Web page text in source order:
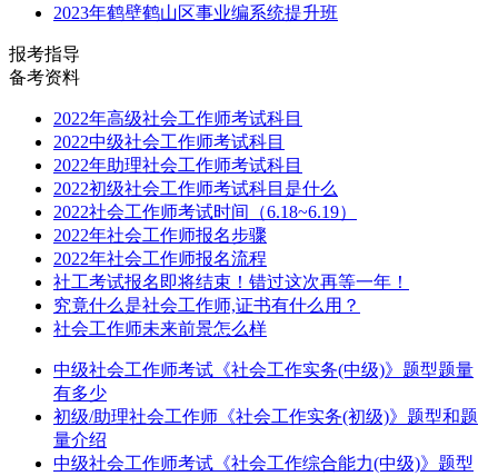
2023年鹤壁鹤山区事业编系统提升班
报考指导
备考资料
2022年高级社会工作师考试科目
2022中级社会工作师考试科目
2022年助理社会工作师考试科目
2022初级社会工作师考试科目是什么
2022社会工作师考试时间（6.18~6.19）
2022年社会工作师报名步骤
2022年社会工作师报名流程
社工考试报名即将结束！错过这次再等一年！
究竟什么是社会工作师,证书有什么用？
社会工作师未来前景怎么样
中级社会工作师考试《社会工作实务(中级)》题型题量
有多少
初级/助理社会工作师《社会工作实务(初级)》题型和题
量介绍
中级社会工作师考试《社会工作综合能力(中级)》题型